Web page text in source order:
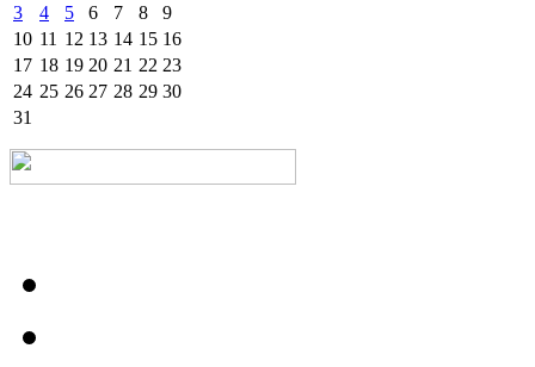
3
4 5 6 7 8
9
10 11 12 13 14 15 16
17 18 19 20 21 22 23
24 25 26 27 28 29 30
31